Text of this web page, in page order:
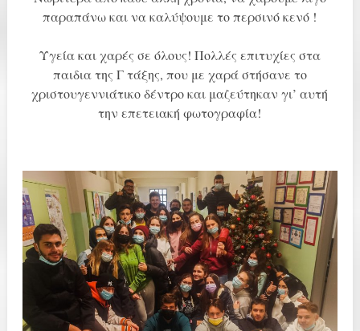
παραπάνω και να καλύψουμε το περσινό κενό !
Υγεία και χαρές σε όλους! Πολλές επιτυχίες στα
παιδια της Γ τάξης, που με χαρά στήσανε το
χριστουγεννιάτικο δέντρο και μαζεύτηκαν γι’ αυτή
την επετειακή φωτογραφία!